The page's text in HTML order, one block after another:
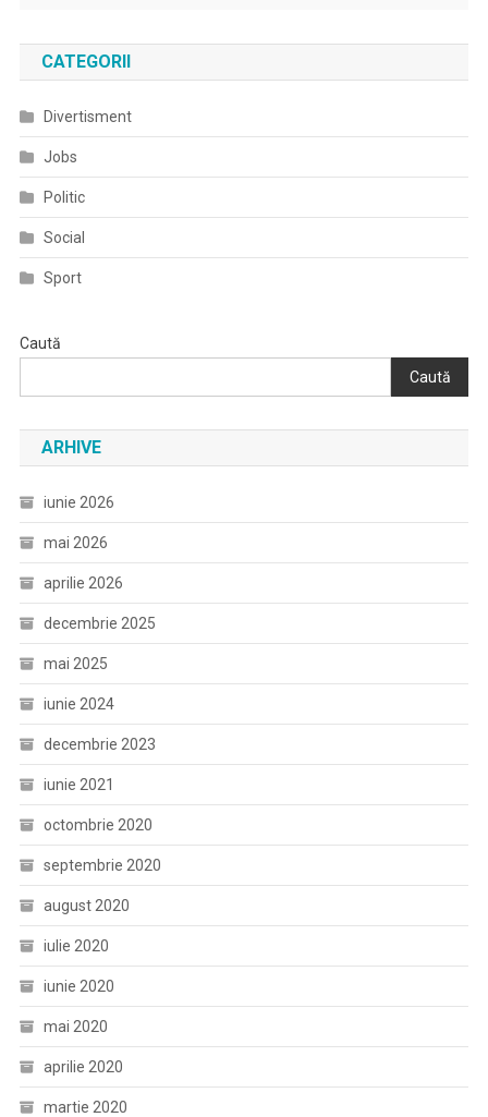
CATEGORII
Divertisment
Jobs
Politic
Social
Sport
Caută
Caută
ARHIVE
iunie 2026
mai 2026
aprilie 2026
decembrie 2025
mai 2025
iunie 2024
decembrie 2023
iunie 2021
octombrie 2020
septembrie 2020
august 2020
iulie 2020
iunie 2020
mai 2020
aprilie 2020
martie 2020